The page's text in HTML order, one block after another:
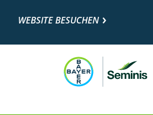
WEBSITE BESUCHEN